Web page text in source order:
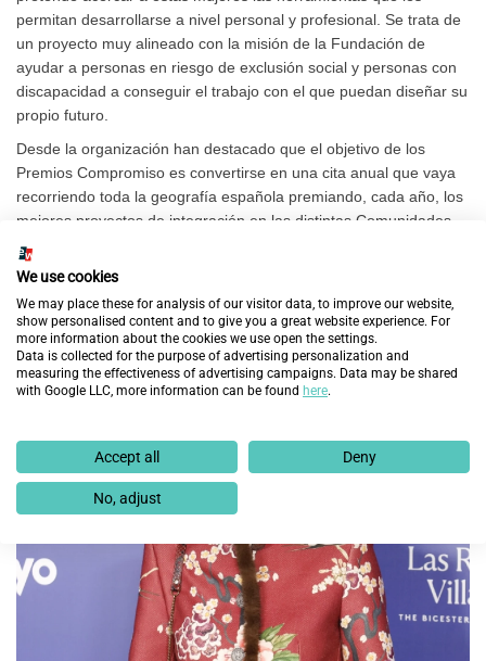
permitan desarrollarse a nivel personal y profesional. Se trata de
un proyecto muy alineado con la misión de la Fundación de
ayudar a personas en riesgo de exclusión social y personas con
discapacidad a conseguir el trabajo con el que puedan diseñar su
propio futuro.
Desde la organización han destacado que el objetivo de los
Premios Compromiso es convertirse en una cita anual que vaya
recorriendo toda la geografía española premiando, cada año, los
mejores proyectos de integración en las distintas Comunidades
Autónomas.
Anteriores Siguientes
DESCUBRE MÁS
We use cookies
We may place these for analysis of our visitor data, to improve our website,
show personalised content and to give you a great website experience. For
more information about the cookies we use open the settings.
Data is collected for the purpose of advertising personalization and
measuring the effectiveness of advertising campaigns. Data may be shared
with Google LLC, more information can be found here.
Accept all Deny
No, adjust